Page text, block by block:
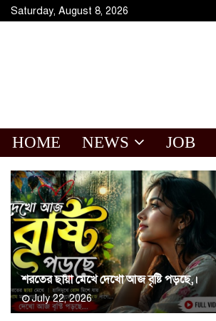
Saturday, August 8, 2026
HOME NEWS JOB
শরতের ছায়া মেখে দেখো আজ বৃষ্টি পড়ছে,।
July 22, 2026